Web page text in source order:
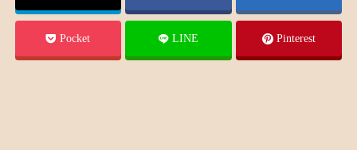
Pocket LINE Pinterest